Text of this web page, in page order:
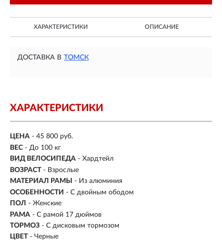
ХАРАКТЕРИСТИКИ ОПИСАНИЕ
ДОСТАВКА В ТОМСК
ХАРАКТЕРИСТИКИ
ЦЕНА - 45 800 руб.
ВЕС - До 100 кг
ВИД ВЕЛОСИПЕДА - Хардтейл
ВОЗРАСТ - Взрослые
МАТЕРИАЛ РАМЫ
- Из алюминия
ОСОБЕННОСТИ - С двойным ободом
ПОЛ - Женские
РАМА - С рамой 17 дюймов
ТОРМОЗ - С дисковым тормозом
ЦВЕТ - Черные